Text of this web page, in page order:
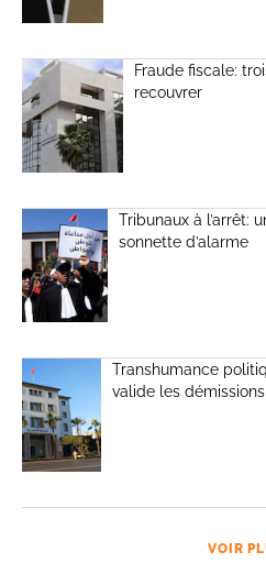
Fraude fiscale:
recouvrer
Tribunaux à l’arrêt:
sonnette d’alarme
Transhumance
valide les
VOIR